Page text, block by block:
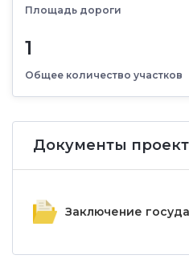
Площадь дороги
1
Общее количество участков
Документы
Заключение